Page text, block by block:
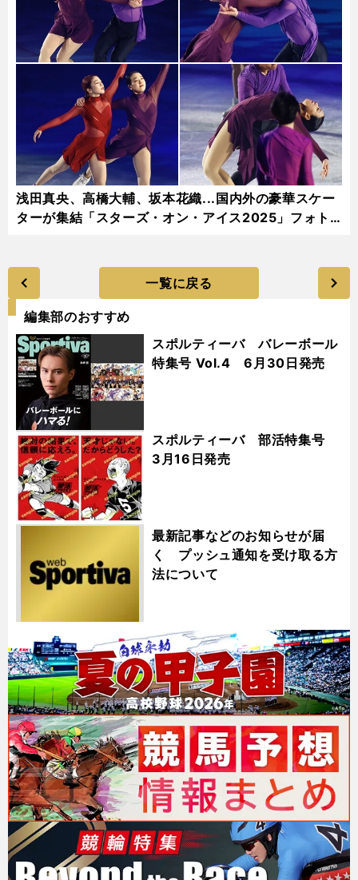
浅田真央、高橋大輔、坂本花織...国内外の豪華スケー
ターが集結「スターズ・オン・アイス2025」フォト
一覧に戻る
編集部のおすすめ
スポルティーバ バレーボール
特集号 Vol.4 6月30日発売
スポルティーバ 部活特集号
3月16日発売
最新記事などのお知らせが届
く プッシュ通知を受け取る方
法について